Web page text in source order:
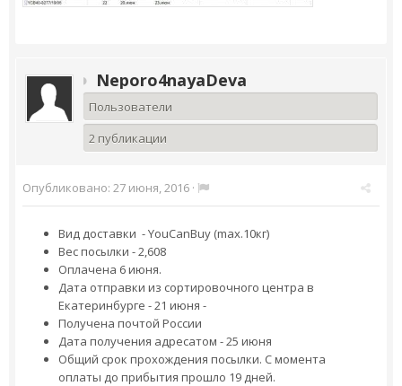
Neporo4nayaDeva
Пользователи
2 публикации
Опубликовано: 27 июня, 2016 ·
Вид доставки - YouCanBuy (max.10кг)
Вес посылки - 2,608
Оплачена 6 июня.
Дата отправки из сортировочного центра в
Екатеринбурге - 21 июня -
Получена почтой России
Дата получения адресатом - 25 июня
Общий срок прохождения посылки. С момента
оплаты до прибытия прошло 19 дней.